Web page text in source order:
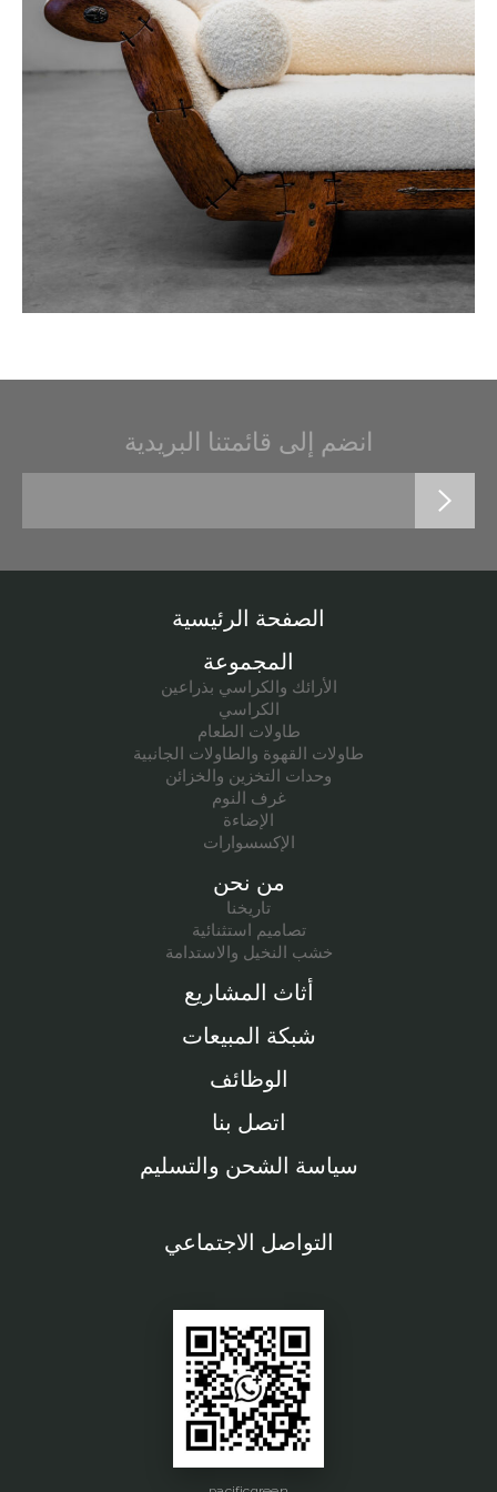
انضم إلى قائمتنا البريدية
الصفحة الرئيسية
المجموعة
الأرائك والكراسي بذراعين
الكراسي
طاولات الطعام
طاولات القهوة والطاولات الجانبية
وحدات التخزين والخزائن
غرف النوم
الإضاءة
الإكسسوارات
من نحن
تاريخنا
تصاميم استثنائية
خشب النخيل والاستدامة
أثاث المشاريع
شبكة المبيعات
الوظائف
اتصل بنا
سياسة الشحن والتسليم
التواصل الاجتماعي